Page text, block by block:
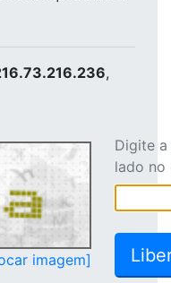
,
imagem]
Digite
lado no